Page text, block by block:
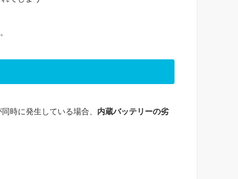
時に発生している場合、 内蔵バッテリーの劣